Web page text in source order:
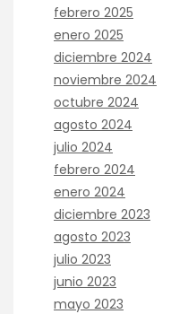
febrero 2025
enero 2025
diciembre 2024
noviembre 2024
octubre 2024
agosto 2024
julio 2024
febrero 2024
enero 2024
diciembre 2023
agosto 2023
julio 2023
junio 2023
mayo 2023